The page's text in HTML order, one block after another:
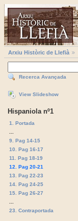
Arxiu Històric de Llefià
Recerca Avançada
View Slideshow
Hispaniola nº1
1. Portada
9. Pag 14-15
10. Pag 16-17
11. Pag 18-19
12. Pag 20-21
13. Pag 22-23
14. Pag 24-25
15. Pag 26-27
23. Contraportada